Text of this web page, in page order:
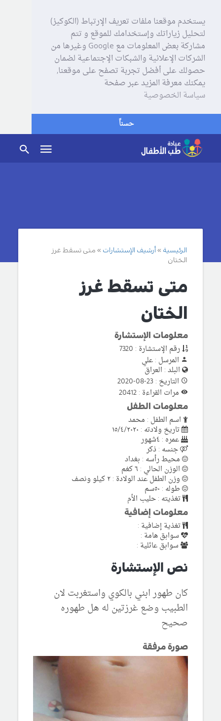
يستخدم موقعنا ملفات تعريف الإرتباط (الكوكيز)
لتحليل زياراتك وإستخدامك للموقع و تتم
مشاركة بعض المعلومات مع Google وغيرها من
الشركات الإعلانية والشبكات الإجتماعية لضمان
حصولك على أفضل تجربة تصفح على موقعنا,
يمكنك معرفة المزيد عبر صفحة
سياسة الخصوصية
حسناً
الرئيسية أرشيف الإستشارات
متى تسقط غرز
الختان
متى تسقط غرز
الختان
معلومات الإستشارة
رقم الإستشارة : 7320
المرسل : علي
البلد : العراق
التاريخ : 23-08-2020
مرات القراءة : 20412
معلومات الطفل
اسم الطفل : محمد
تاريخ ولادته : ١٥/٤/٢٠٢٠
عمره : ٤شهور
جنسه : ذكر
محيط رأسه : بغداد
الوزن الحالي : ٦ كغم
وزن الطفل عند الولادة : ٢ كيلو ونصف
طوله : ٥٠سم
تغذيته : حليب الأم
معلومات إضافية
تغذية إضافية :
سوابق هامة :
سوابق عائلية :
نص الإستشارة
كان طهور ابني بالكوي واستغربت لان
الطبيب وضع غرزتين له هل طهوره
صحيح
صورة مرفقة